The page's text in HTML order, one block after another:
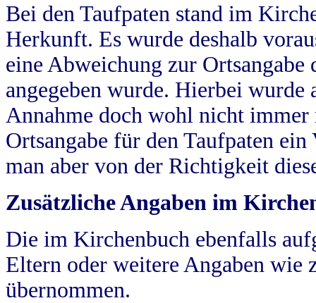
Bei den Taufpaten stand im
Herkunft. Es wurde deshalb
eine Abweichung zur
angegeben wurde. Hierbei wurde
Annahme doch wohl nicht
Ortsangabe für den Taufpaten
man aber von der Richtigkeit
Zusätzliche Angaben im
Die im Kirchenbuch ebenfalls
Eltern oder weitere Angaben wie
übernommen.